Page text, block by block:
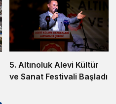
5. Altınoluk Alevi Kültür
ve Sanat Festivali Başladı